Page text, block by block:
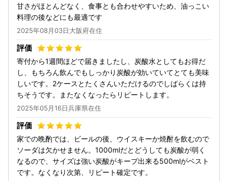
甘さがほとんどなく、食事とも合わせやすいため、油っこい
料理の後などにも最適です
2025年08月03日大阪府在住
寄付から1週間ほどで届きましたし、炭酸水としてもお得だ
し、もちろん飲んでもしっかり炭酸が効いていてとても美味
しいです。2ケースとたくさんいただけるのでしばらくは持
ちそうです。またなくなったらリピートします。
2025年05月16日兵庫県在住
家での晩酌では、ビールの後、ウイスキーか焼酎を飲むので
ソーダは欠かせません。1000mlだとどうしても炭酸が弱く
なるので、サイズは強い炭酸がキープ出来る500mlがベスト
です。なくなり次第、リピート確定です。